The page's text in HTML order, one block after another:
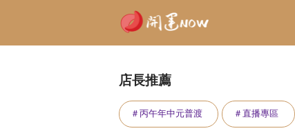
店長推薦
＃丙午年中元普渡 ＃直播專區